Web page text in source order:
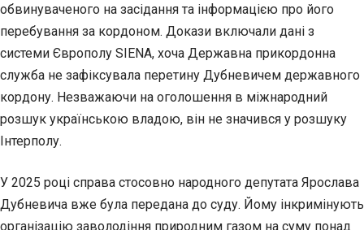
обвинуваченого на засідання та інформацією про його
перебування за кордоном. Докази включали дані з
системи Європолу SIENA, хоча Державна прикордонна
служба не зафіксувала перетину Дубневичем державного
кордону. Незважаючи на оголошення в міжнародний
розшук українською владою, він не значився у розшуку
Інтерполу.
У 2025 році справа стосовно народного депутата Ярослава
Дубневича вже була передана до суду. Йому інкримінують
організацію заволодіння природним газом на суму понад